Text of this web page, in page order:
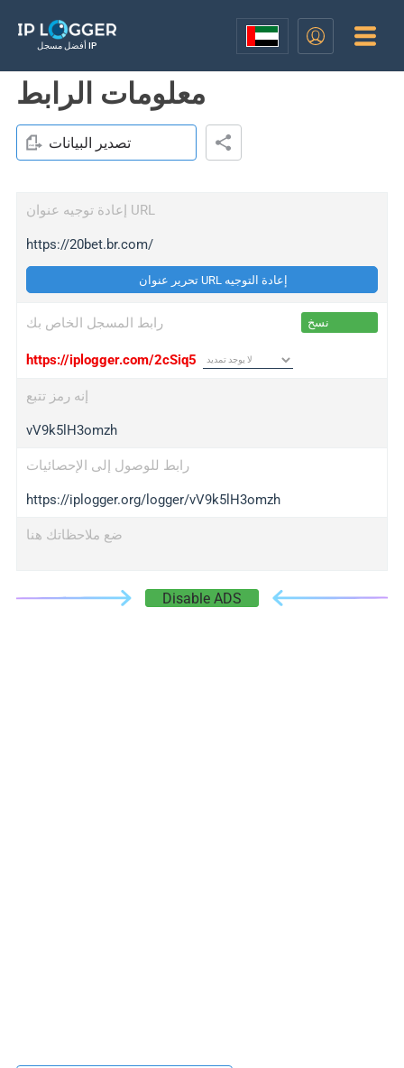
أفضل مسجل IP
معلومات الرابط
تصدير البيانات
إعادة توجيه عنوان URL
https://20bet.br.com/
تحرير عنوان URL إعادة التوجيه
رابط المسجل الخاص بك نسخ
https://iplogger.com/2cSiq5
إنه رمز تتبع
vV9k5lH3omzh
رابط للوصول إلى الإحصائيات
https://iplogger.org/logger/vV9k5lH3omzh
ضع ملاحظاتك هنا
Disable ADS